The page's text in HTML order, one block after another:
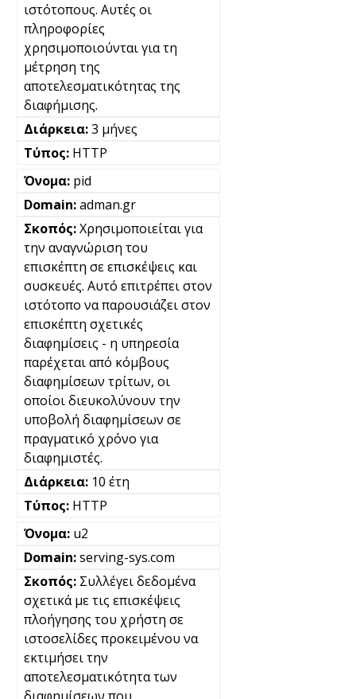
ιστότοπους. Αυτές οι
πληροφορίες
χρησιμοποιούνται για τη
μέτρηση της
αποτελεσματικότητας της
διαφήμισης.
3 μήνες
HTTP
pid
adman.gr
Χρησιμοποιείται για
την αναγνώριση του
επισκέπτη σε επισκέψεις και
συσκευές. Αυτό επιτρέπει στον
ιστότοπο να παρουσιάζει στον
επισκέπτη σχετικές
διαφημίσεις - η υπηρεσία
παρέχεται από κόμβους
διαφημίσεων τρίτων, οι
οποίοι διευκολύνουν την
υποβολή διαφημίσεων σε
πραγματικό χρόνο για
διαφημιστές.
10 έτη
HTTP
u2
serving-sys.com
Συλλέγει δεδομένα
σχετικά με τις επισκέψεις
πλοήγησης του χρήστη σε
ιστοσελίδες προκειμένου να
εκτιμήσει την
αποτελεσματικότητα των